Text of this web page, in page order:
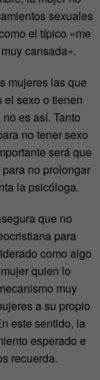
sexuales
el típico «me
cansada».
mujeres las que
el sexo o tienen
es así. Tanto
no tener sexo
será que
no prolongar
la psicóloga.
que no
para
como algo
quien lo
muy
a su propio
este sentido, la
esperado e
recuerda.